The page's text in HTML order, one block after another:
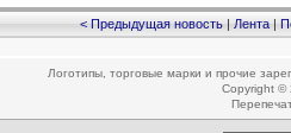
< Предыдущая новость Лента|
Логотипы, торговые марки и прочие
Copyright ©